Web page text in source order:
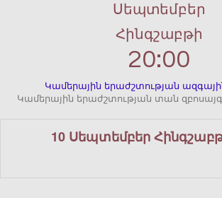
Սեպտեմբեր
Հինգշաբթի
20:00
Կամերային երաժշտության
Կամերային երաժշտության տան
10 Սեպտեմբեր